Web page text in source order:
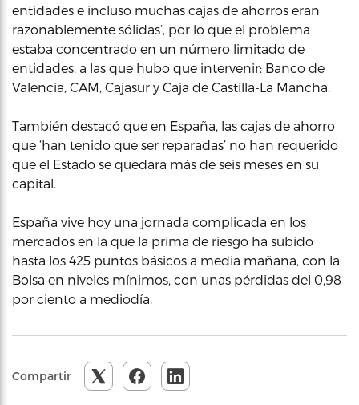
entidades e incluso muchas cajas de ahorros eran
razonablemente sólidas’, por lo que el problema
estaba concentrado en un número limitado de
entidades, a las que hubo que intervenir: Banco de
Valencia, CAM, Cajasur y Caja de Castilla-La Mancha.
También destacó que en España, las cajas de ahorro
que ‘han tenido que ser reparadas’ no han requerido
que el Estado se quedara más de seis meses en su
capital.
España vive hoy una jornada complicada en los
mercados en la que la prima de riesgo ha subido
hasta los 425 puntos básicos a media mañana, con la
Bolsa en niveles mínimos, con unas pérdidas del 0,98
por ciento a mediodía.
Compartir